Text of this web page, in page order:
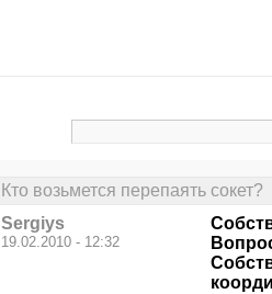
Кто возьмется перепаять сокет?
Sergiys
19.02.2010 - 12:32